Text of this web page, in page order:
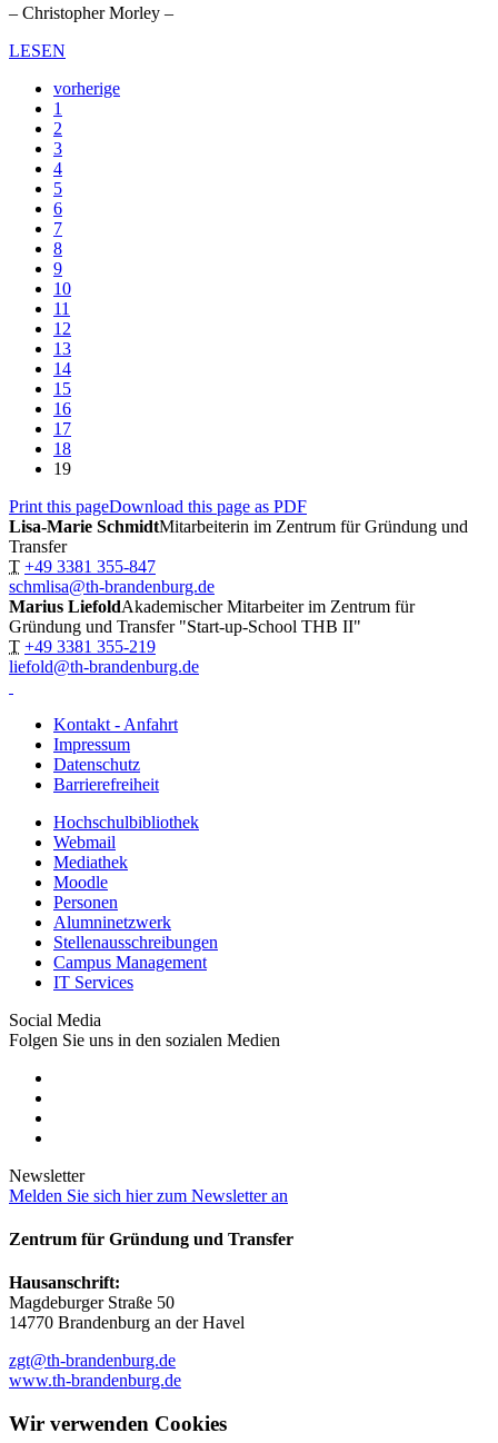
– Christopher Morley –
LESEN
vorherige
1
2
3
4
5
6
7
8
9
10
11
12
13
14
15
16
17
18
19
Print this pageDownload this page as PDF
Lisa-Marie SchmidtMitarbeiterin im Zentrum für Gründung und
Transfer
T +49 3381 355-847
schmlisa@th-brandenburg.de
Marius LiefoldAkademischer Mitarbeiter im Zentrum für
Gründung und Transfer "Start-up-School THB II"
T +49 3381 355-219
liefold@th-brandenburg.de
Kontakt - Anfahrt
Impressum
Datenschutz
Barrierefreiheit
Hochschulbibliothek
Webmail
Mediathek
Moodle
Personen
Alumninetzwerk
Stellenausschreibungen
Campus Management
IT Services
Social Media
Folgen Sie uns in den sozialen Medien
Newsletter
Melden Sie sich hier zum Newsletter an
Zentrum für Gründung und Transfer
Hausanschrift:
Magdeburger Straße 50
14770 Brandenburg an der Havel
zgt@th-brandenburg.de
www.th-brandenburg.de
Wir verwenden Cookies